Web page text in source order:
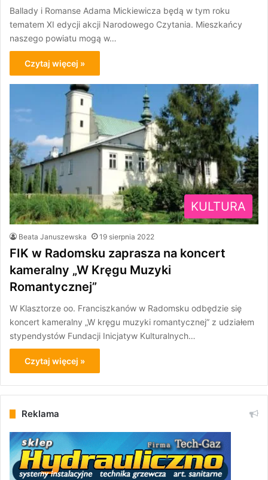
Ballady i Romanse Adama Mickiewicza będą w tym roku
tematem XI edycji akcji Narodowego Czytania. Mieszkańcy
naszego powiatu mogą w…
Czytaj więcej »
KULTURA
Beata Januszewska 19 sierpnia 2022
FIK w Radomsku zaprasza na koncert
kameralny „W Kręgu Muzyki
Romantycznej”
W Klasztorze oo. Franciszkanów w Radomsku odbędzie się
koncert kameralny „W kręgu muzyki romantycznej” z udziałem
stypendystów Fundacji Inicjatyw Kulturalnych…
Czytaj więcej »
Reklama